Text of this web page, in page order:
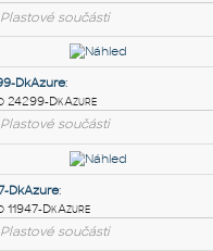
PODOBNÉ BLOKY
2431-DkAzure:
2431-DkAzure
Plastové součásti